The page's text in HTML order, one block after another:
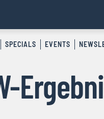
SPECIALS EVENTS